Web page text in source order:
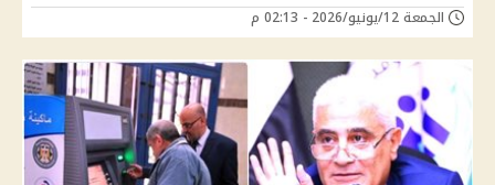
الجمعة 12/يونيو/2026 - 02:13 م